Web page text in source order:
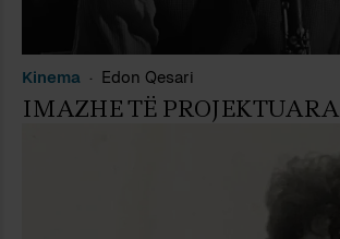
Kinema Edon Qesari
IMAZHE TË PROJEKTUARA